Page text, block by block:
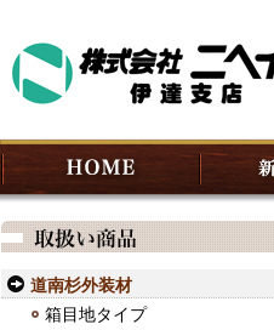
道南杉外装材
箱目地タイプ